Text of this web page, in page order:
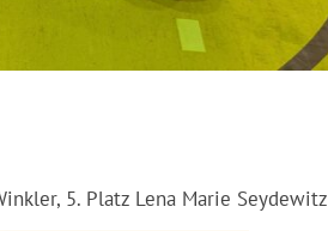
5. Platz Lena Marie Seydewitz